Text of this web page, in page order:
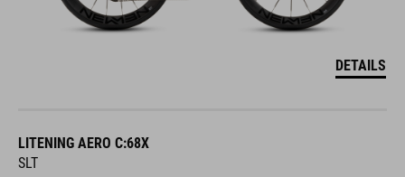
DETAILS
LITENING AERO C:68X
SLT